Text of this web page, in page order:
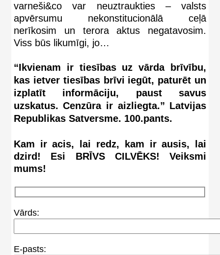
varneši&co var neuztraukties – valsts
apvērsumu nekonstitucionālā ceļā
nerīkosim un terora aktus negatavosim.
Viss būs likumīgi, jo…
“Ikvienam ir tiesības uz vārda brīvību,
kas ietver tiesības brīvi iegūt, paturēt un
izplatīt informāciju, paust savus
uzskatus. Cenzūra ir aizliegta.” Latvijas
Republikas Satversme. 100.pants.
Kam ir acis, lai redz, kam ir ausis, lai
dzird! Esi BRĪVS CILVĒKS! Veiksmi
mums!
Vārds:
E-pasts: